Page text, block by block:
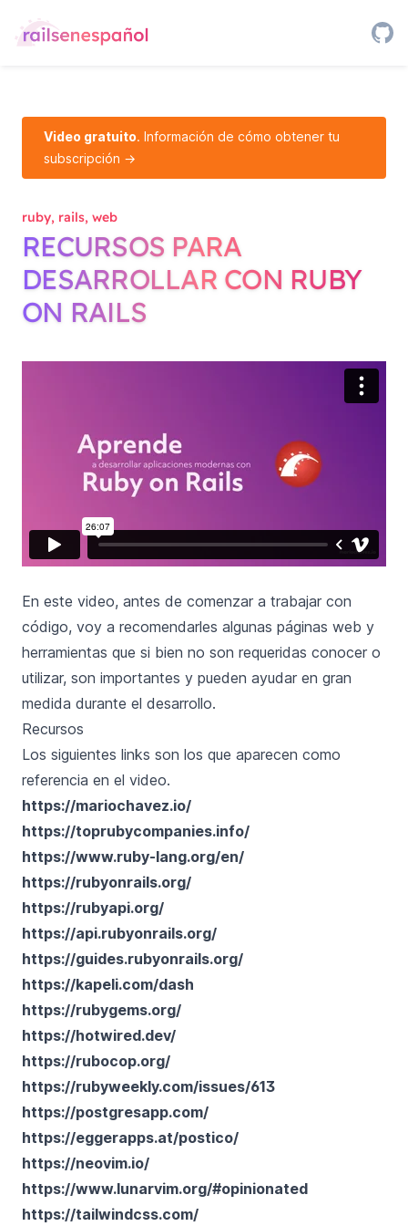
Video gratuito. Información de cómo obtener tu
subscripción →
ruby, rails, web
RECURSOS PARA
DESARROLLAR CON RUBY
ON RAILS
En este video, antes de comenzar a trabajar con
código, voy a recomendarles algunas páginas web y
herramientas que si bien no son requeridas conocer o
utilizar, son importantes y pueden ayudar en gran
medida durante el desarrollo.
Recursos
Los siguientes links son los que aparecen como
referencia en el video.
https://mariochavez.io/
https://toprubycompanies.info/
https://www.ruby-lang.org/en/
https://rubyonrails.org/
https://rubyapi.org/
https://api.rubyonrails.org/
https://guides.rubyonrails.org/
https://kapeli.com/dash
https://rubygems.org/
https://hotwired.dev/
https://rubocop.org/
https://rubyweekly.com/issues/613
https://postgresapp.com/
https://eggerapps.at/postico/
https://neovim.io/
https://www.lunarvim.org/#opinionated
https://tailwindcss.com/